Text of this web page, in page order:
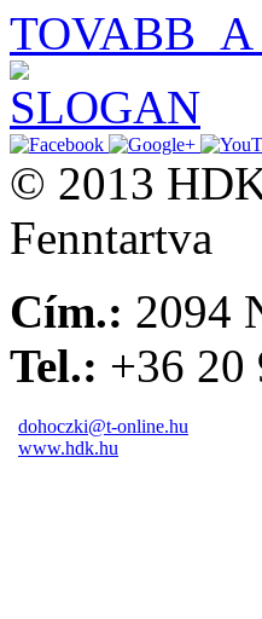
© 2013
Fenntartva
Cím.: 2094
Tel.: +36 20
dohoczki@t-online.hu
www.hdk.hu